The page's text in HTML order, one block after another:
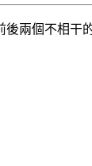
兩個不相干